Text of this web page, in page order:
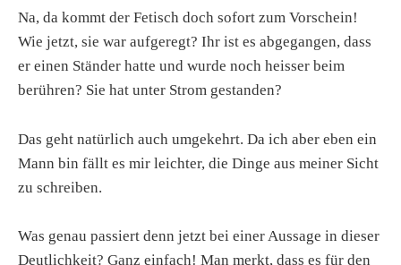
Na, da kommt der Fetisch doch sofort zum Vorschein!
Wie jetzt, sie war aufgeregt? Ihr ist es abgegangen, dass
er einen Ständer hatte und wurde noch heisser beim
berühren? Sie hat unter Strom gestanden?
Das geht natürlich auch umgekehrt. Da ich aber eben ein
Mann bin fällt es mir leichter, die Dinge aus meiner Sicht
zu schreiben.
Was genau passiert denn jetzt bei einer Aussage in dieser
Deutlichkeit? Ganz einfach! Man merkt, dass es für den